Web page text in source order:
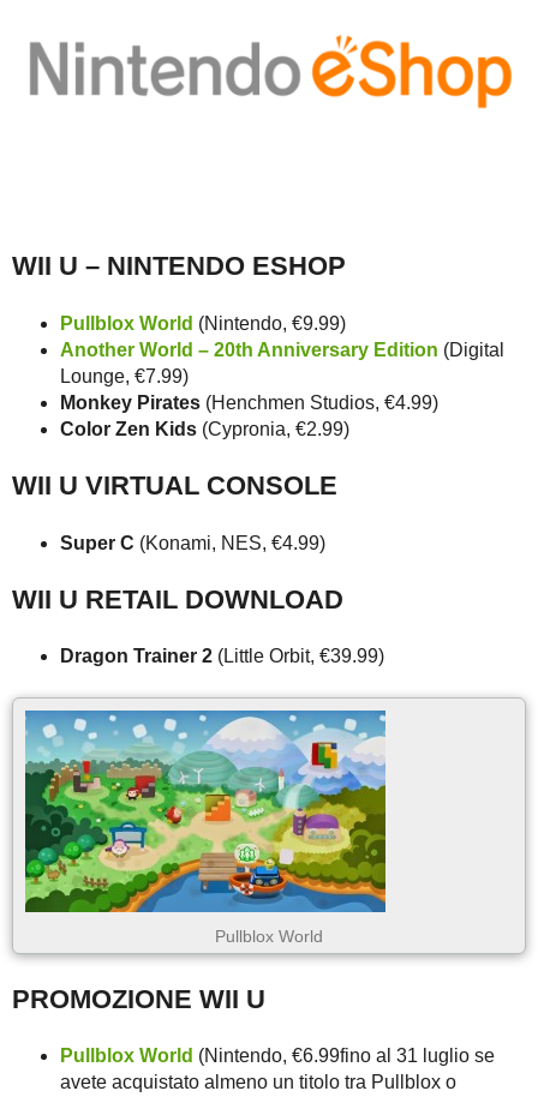
WII U – NINTENDO ESHOP
Pullblox World (Nintendo, €9.99)
Another World – 20th Anniversary Edition (Digital
Lounge, €7.99)
Monkey Pirates (Henchmen Studios, €4.99)
Color Zen Kids (Cypronia, €2.99)
WII U VIRTUAL CONSOLE
Super C (Konami, NES, €4.99)
WII U RETAIL DOWNLOAD
Dragon Trainer 2 (Little Orbit, €39.99)
Pullblox World
PROMOZIONE WII U
Pullblox World (Nintendo, €6.99fino al 31 luglio se
avete acquistato almeno un titolo tra Pullblox o